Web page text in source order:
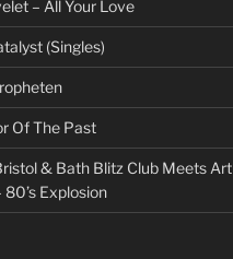
– All Your Love
(Singles)
Of The Past
& Bath Blitz Club Meets Art
Explosion